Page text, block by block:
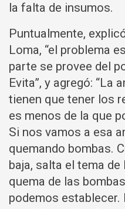
la falta de insumos.
Puntualmente,
Loma, “el problema
parte se provee del
Evita”, y agregó: “La
tienen que tener los
es menos de la que
Si nos vamos a esa
quemando bombas.
baja, salta el tema
quema de las
podemos establecer.